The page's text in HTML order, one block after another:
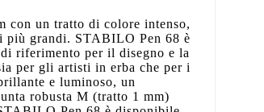
con un tratto di colore intenso,
più grandi. STABILO Pen 68 è
riferimento per il disegno e la
per gli artisti in erba che per i
e luminoso, un
robusta M (tratto 1 mm)